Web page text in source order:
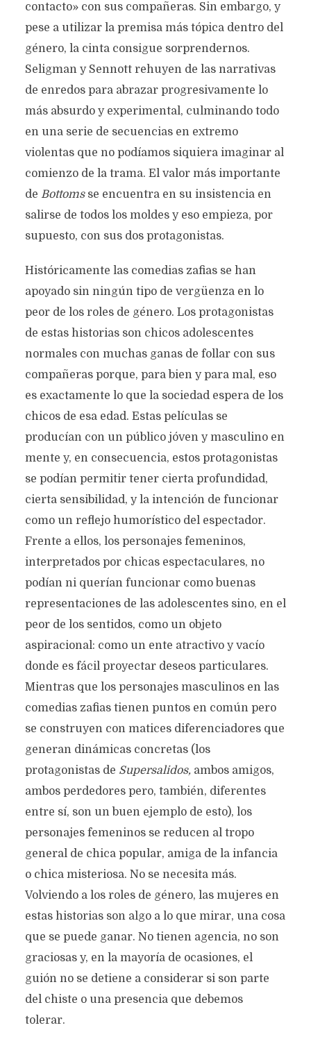
contacto» con sus compañeras. Sin embargo, y
pese a utilizar la premisa más tópica dentro del
género, la cinta consigue sorprendernos.
Seligman y Sennott rehuyen de las narrativas
de enredos para abrazar progresivamente lo
más absurdo y experimental, culminando todo
en una serie de secuencias en extremo
violentas que no podíamos siquiera imaginar al
comienzo de la trama. El valor más importante
de Bottomsse encuentra en su insistencia en
salirse de todos los moldes y eso empieza, por
supuesto, con sus dos protagonistas.
Históricamente las comedias zafias se han
apoyado sin ningún tipo de vergüenza en lo
peor de los roles de género. Los protagonistas
de estas historias son chicos adolescentes
normales con muchas ganas de follar con sus
compañeras porque, para bien y para mal, eso
es exactamente lo que la sociedad espera de los
chicos de esa edad. Estas películas se
producían con un público jóven y masculino en
mente y, en consecuencia, estos protagonistas
se podían permitir tener cierta profundidad,
cierta sensibilidad, y la intención de funcionar
como un reflejo humorístico del espectador.
Frente a ellos, los personajes femeninos,
interpretados por chicas espectaculares, no
podían ni querían funcionar como buenas
representaciones de las adolescentes sino, en el
peor de los sentidos, como un objeto
aspiracional: como un ente atractivo y vacío
donde es fácil proyectar deseos particulares.
Mientras que los personajes masculinos en las
comedias zafias tienen puntos en común pero
se construyen con matices diferenciadores que
generan dinámicas concretas (los
protagonistas de Supersalidos, ambos amigos,
ambos perdedores pero, también, diferentes
entre sí, son un buen ejemplo de esto), los
personajes femeninos se reducen al tropo
general de chica popular, amiga de la infancia
o chica misteriosa. No se necesita más.
Volviendo a los roles de género, las mujeres en
estas historias son algo a lo que mirar, una cosa
que se puede ganar. No tienen agencia, no son
graciosas y, en la mayoría de ocasiones, el
guión no se detiene a considerar si son parte
del chiste o una presencia que debemos
tolerar.